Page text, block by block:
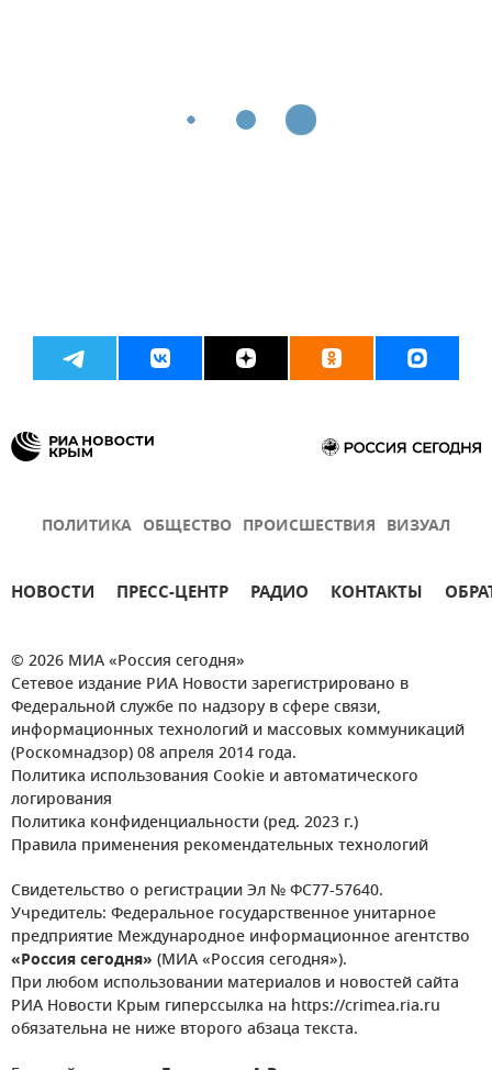
ПОЛИТИКА ОБЩЕСТВО ПРОИСШЕСТВИЯ ВИЗУАЛ
НОВОСТИ ПРЕСС-ЦЕНТР РАДИО КОНТАКТЫ
© 2026 МИА «Россия сегодня»
Сетевое издание РИА Новости зарегистрировано в
Федеральной службе по надзору в сфере связи,
информационных технологий и массовых коммуникаций
(Роскомнадзор) 08 апреля 2014 года.
Политика использования Cookie и автоматического
логирования
Политика конфиденциальности (ред. 2023 г.)
Правила применения рекомендательных технологий
Свидетельство о регистрации Эл № ФС77-57640.
Учредитель: Федеральное государственное унитарное
предприятие Международное информационное агентство
«Россия сегодня» (МИА «Россия сегодня»).
При любом использовании материалов и новостей сайта
РИА Новости Крым гиперссылка на https://crimea.ria.ru
обязательна не ниже второго абзаца текста.